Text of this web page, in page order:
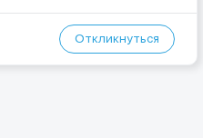
гарантируем Наличие
Откликнуться